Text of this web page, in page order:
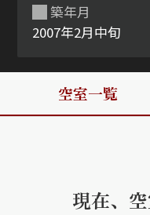
自立型サービス付き・シ
築年月
2007年2月中旬
空室一覧
現在、